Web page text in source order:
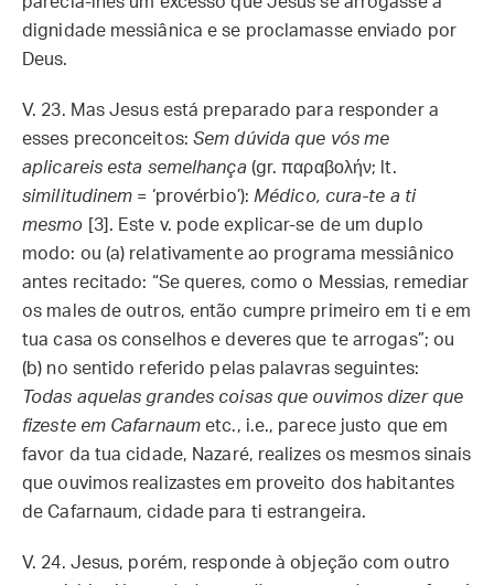
dignidade messiânica e se proclamasse enviado por
Deus.
V. 23. Mas Jesus está preparado para responder a
esses preconceitos:Sem dúvida que vós me
aplicareis esta semelhança(gr. παραβολήν; lt.
similitudinem = ‘provérbio’): Médico, cura-te a ti
mesmo [3]. Este v. pode explicar-se de um duplo
modo: ou (a) relativamente ao programa messiânico
antes recitado: “Se queres, como o Messias, remediar
os males de outros, então cumpre primeiro em ti e em
tua casa os conselhos e deveres que te arrogas”; ou
(b) no sentido referido pelas palavras seguintes:
Todas aquelas grandes coisas que ouvimos dizer que
fizeste em Cafarnaum etc., i.e., parece justo que em
favor da tua cidade, Nazaré, realizes os mesmos sinais
que ouvimos realizastes em proveito dos habitantes
de Cafarnaum, cidade para ti estrangeira.
V. 24. Jesus, porém, responde à objeção com outro